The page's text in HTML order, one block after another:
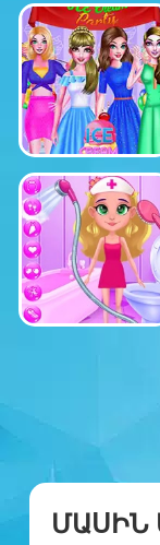
ՄԱՍԻՆ